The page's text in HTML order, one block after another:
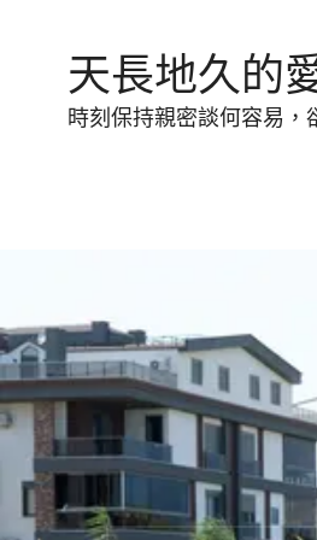
天長地久的
時刻保持親密談何容易